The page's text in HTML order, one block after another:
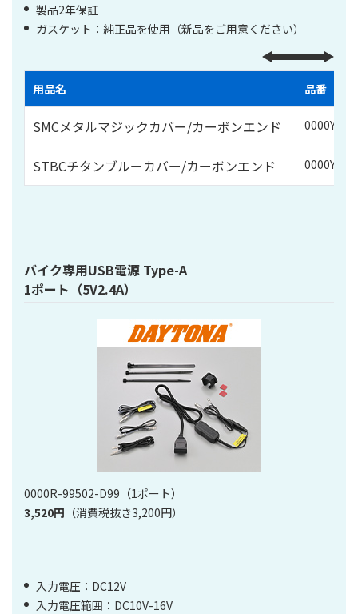
製品2年保証
ガスケット：純正品を使用（新品をご用意ください）
用品名 品番
SMCメタルマジックカバー/カーボンエンド 0000Y-
STBCチタンブルーカバー/カーボンエンド 0000Y-
バイク専用USB電源 Type-A
1ポート（5V2.4A）
0000R-99502-D99（1ポート）
3,520円 （消費税抜き3,200円）
入力電圧：DC12V
入力電圧範囲：DC10V-16V